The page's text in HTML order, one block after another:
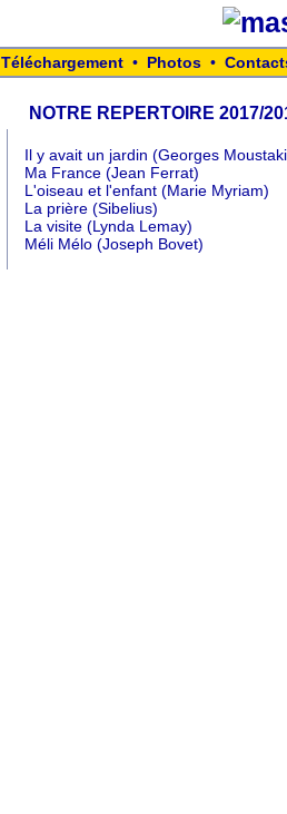
Téléchargement • Photos •
NOTRE REPERTOIRE 2017/
Il y avait un jardin (Georges
Ma France (Jean Ferrat)
L'oiseau et l'enfant (Marie Myriam)
La prière (Sibelius)
La visite (Lynda Lemay)
Méli Mélo (Joseph Bovet)